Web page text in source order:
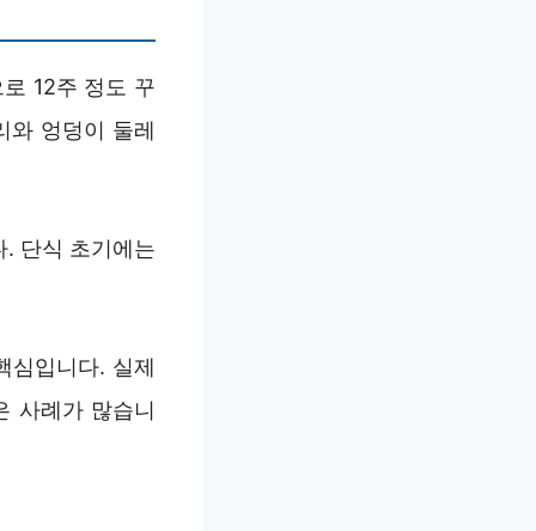
12주 정도 꾸
와 엉덩이 둘레
단식 초기에는
심입니다. 실제
사례가 많습니